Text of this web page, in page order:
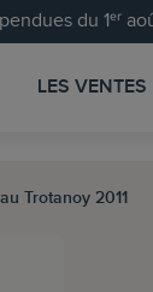
du 1ᵉʳ
LES VENTES
Trotanoy 2011